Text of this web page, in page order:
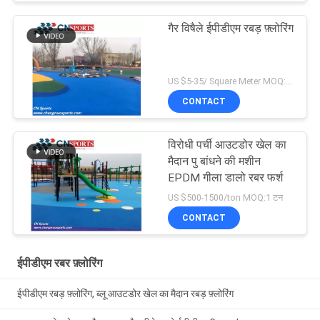
गैर विषैले ईपीडीएम रबड़ फ़्लोरिंग
US $5-35/ Square Meter MOQ:500 वर्गमीटर
CONTACT
विरोधी पर्ची आउटडोर खेल का
मैदान पु बांधने की मशीन
EPDM गीला डालो रबर फर्श
US $500-1500/ton MOQ:1 टन
CONTACT
ईपीडीएम रबर फ़्लोरिंग
ईपीडीएम रबड़ फ़्लोरिंग, ब्लू आउटडोर खेल का मैदान रबड़ फ़्लोरिंग